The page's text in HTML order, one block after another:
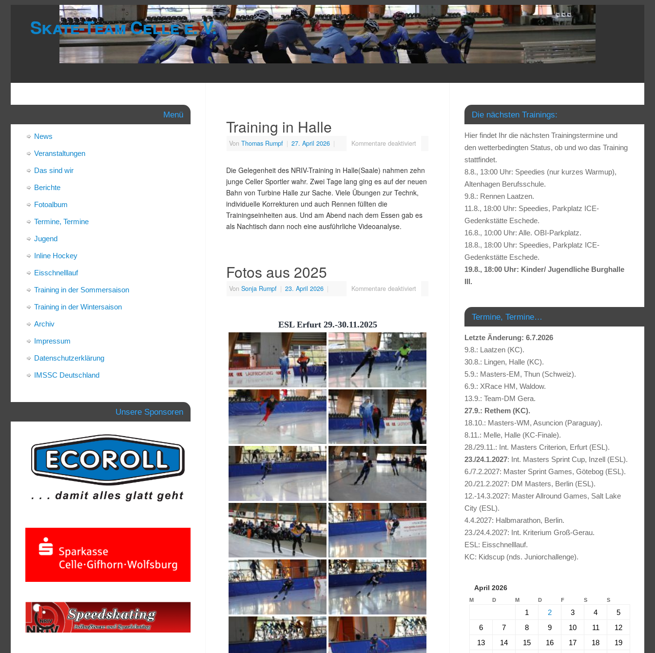
Skate-Team Celle e. V.
Training in Halle
Von Thomas Rumpf | 27. April 2026 | Kommentare deaktiviert
Die Gelegenheit des NRIV-Training in Halle(Saale) nahmen zehn
junge Celler Sportler wahr. Zwei Tage lang ging es auf der neuen
Bahn von Turbine Halle zur Sache. Viele Übungen zur Technk,
individuelle Korrekturen und auch Rennen füllten die
Trainingseinheiten aus. Und am Abend nach dem Essen gab es
als Nachtisch dann noch eine ausführliche Videoanalyse.
Fotos aus 2025
Von Sonja Rumpf | 23. April 2026 | Kommentare deaktiviert
ESL Erfurt 29.-30.11.2025
Menü
News
Veranstaltungen
Das sind wir
Berichte
Fotoalbum
Termine, Termine
Jugend
Inline Hockey
Eisschnelllauf
Training in der Sommersaison
Training in der Wintersaison
Archiv
Impressum
Datenschutzerklärung
IMSSC Deutschland
Unsere Sponsoren
Die nächsten Trainings:
Hier findet Ihr die nächsten Trainingstermine und
den wetterbedingten Status, ob und wo das Training
stattfindet.
8.8., 13:00 Uhr: Speedies (nur kurzes Warmup),
Altenhagen Berufsschule.
9.8.: Rennen Laatzen.
11.8., 18:00 Uhr: Speedies, Parkplatz ICE-
Gedenkstätte Eschede.
16.8., 10:00 Uhr: Alle. OBI-Parkplatz.
18.8., 18:00 Uhr: Speedies, Parkplatz ICE-
Gedenkstätte Eschede.
19.8., 18:00 Uhr: Kinder/ Jugendliche Burghalle
III.
Termine, Termine…
Letzte Änderung: 6.7.2026
9.8.: Laatzen (KC).
30.8.: Lingen, Halle (KC).
5.9.: Masters-EM, Thun (Schweiz).
6.9.: XRace HM, Waldow.
13.9.: Team-DM Gera.
27.9.: Rethem (KC).
18.10.: Masters-WM, Asuncion (Paraguay).
8.11.: Melle, Halle (KC-Finale).
28./29.11.: Int. Masters Criterion, Erfurt (ESL).
23./24.1.2027: Int. Masters Sprint Cup, Inzell (ESL).
6./7.2.2027: Master Sprint Games, Götebog (ESL).
20./21.2.2027: DM Masters, Berlin (ESL).
12.-14.3.2027: Master Allround Games, Salt Lake
City (ESL).
4.4.2027: Halbmarathon, Berlin.
23./24.4.2027: Int. Kriterium Groß-Gerau.
ESL: Eisschnelllauf.
KC: Kidscup (nds. Juniorchallenge).
April 2026
M D M D F S S
1 2 3 4
5
6
7 8 9 10 11
12
13
14 15 16 17 18
19